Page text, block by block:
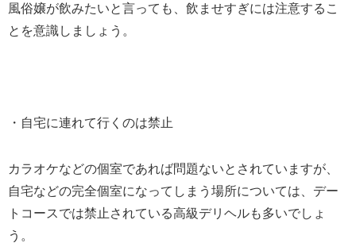
風俗嬢が飲みたいと言っても、飲ませすぎには注意するこ
とを意識しましょう。
・自宅に連れて行くのは禁止
カラオケなどの個室であれば問題ないとされていますが、
自宅などの完全個室になってしまう場所については、デー
トコースでは禁止されている高級デリヘルも多いでしょ
う。